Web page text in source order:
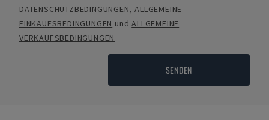
DATENSCHUTZBEDINGUNGEN,ALLGEMEINE
EINKAUFSBEDINGUNGEN undALLGEMEINE
VERKAUFSBEDINGUNGEN
SENDEN